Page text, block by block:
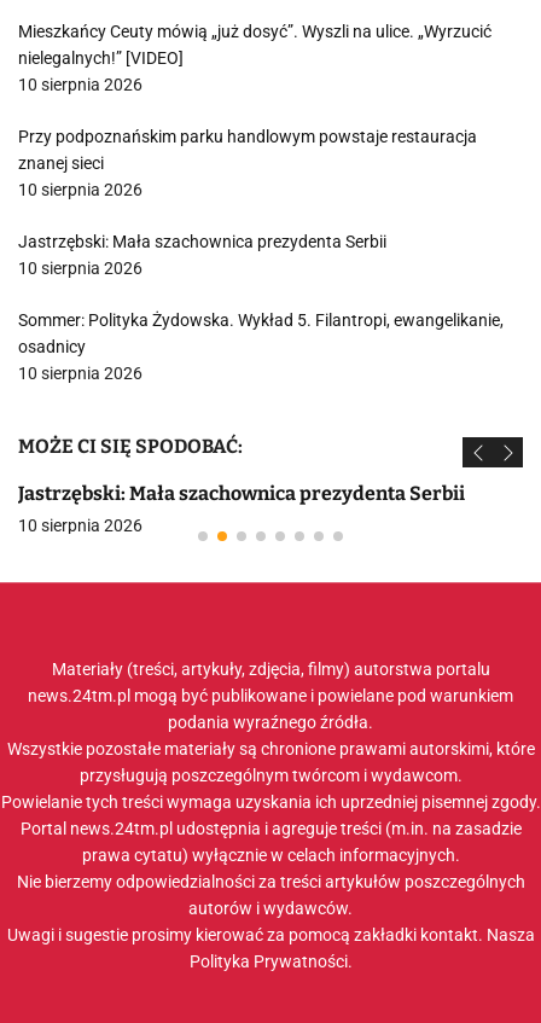
Mieszkańcy Ceuty mówią „już dosyć”. Wyszli na ulice. „Wyrzucić
nielegalnych!” [VIDEO]
10 sierpnia 2026
Przy podpoznańskim parku handlowym powstaje restauracja
znanej sieci
10 sierpnia 2026
Jastrzębski: Mała szachownica prezydenta Serbii
10 sierpnia 2026
Sommer: Polityka Żydowska. Wykład 5. Filantropi, ewangelikanie,
osadnicy
10 sierpnia 2026
MOŻE CI SIĘ SPODOBAĆ:
Jastrzębski: Mała szachownica prezydenta Serbii
10 sierpnia 2026
Materiały (treści, artykuły, zdjęcia, filmy) autorstwa portalu
news.24tm.pl mogą być publikowane i powielane pod warunkiem
podania wyraźnego źródła.
Wszystkie pozostałe materiały są chronione prawami autorskimi, które
przysługują poszczególnym twórcom i wydawcom.
Powielanie tych treści wymaga uzyskania ich uprzedniej pisemnej zgody.
Portal news.24tm.pl udostępnia i agreguje treści (m.in. na zasadzie
prawa cytatu) wyłącznie w celach informacyjnych.
Nie bierzemy odpowiedzialności za treści artykułów poszczególnych
autorów i wydawców.
Uwagi i sugestie prosimy kierować za pomocą zakładki kontakt. Nasza
Polityka Prywatności.